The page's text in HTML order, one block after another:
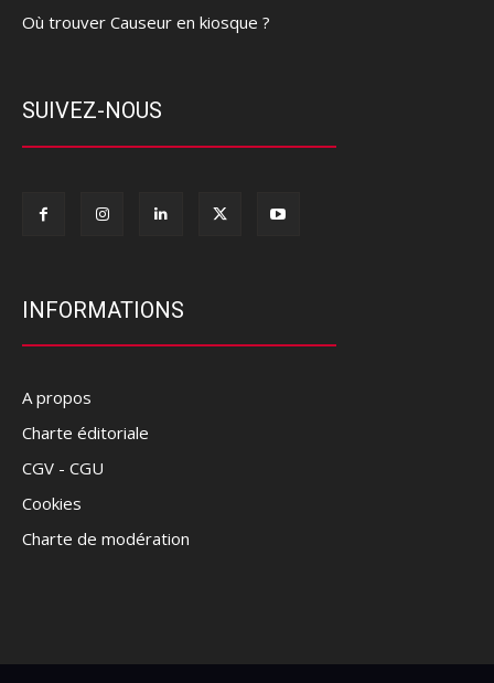
Où trouver Causeur en kiosque ?
SUIVEZ-NOUS
INFORMATIONS
A propos
Charte éditoriale
CGV - CGU
Cookies
Charte de modération